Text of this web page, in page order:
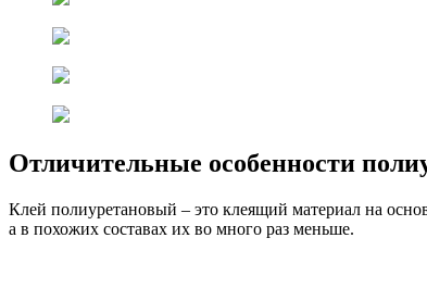
Отличительные особенности
Клей полиуретановый – это клеящий материал на
а в похожих составах их во много раз меньше.